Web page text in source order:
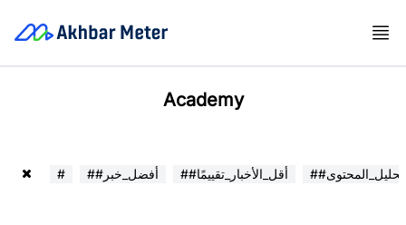
Academy
# ##أفضل_خبر ##أقل_الأخبار_تقييمًا ##تحليل_المحتوى